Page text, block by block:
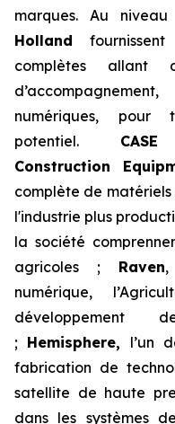
marques. Au
Holland
complètes allant
numériques,
potentiel. CASE
Construction
complète de
l'industrie plus
la société
agricoles ; Raven,
numérique,
développement
; Hemisphere, l’un
fabrication de
satellite de haute
dans les systèmes